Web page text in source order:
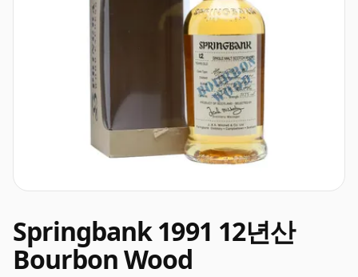
Springbank 1991 12년산
Bourbon Wood